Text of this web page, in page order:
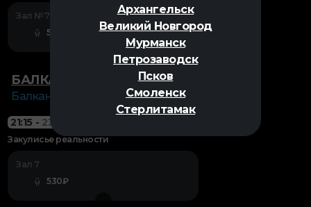
Архангельск
Великий Новгород
Мурманск
Петрозаводск
Псков
Смоленск
Стерлитамак
Зал №7
570₽
БАЛКАНИЯ NOVA-2
Балканская пл.,5
21:15 - 23:11
Закулисье реальности
Зал 7
530₽